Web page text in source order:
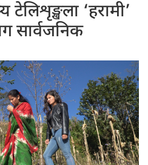
‘हरामी’
सार्वजनिक